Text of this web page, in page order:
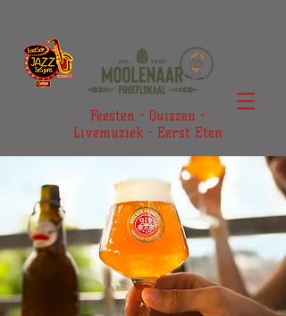
Feesten - Quizzen -
Livemuziek - Eerst Eten